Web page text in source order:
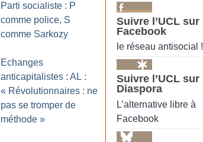
Parti socialiste : P
comme police, S
comme Sarkozy
Echanges
anticapitalistes : AL :
« Révolutionnaires : ne
pas se tromper de
méthode »
Suivre l’UCL sur
Facebook
le réseau antisocial !
Suivre l’UCL sur
Diaspora
L’alternative libre à
Facebook